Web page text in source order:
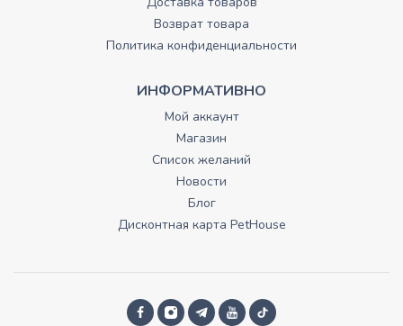
Возврат товара
Политика конфиденциальности
ИНФОРМАТИВНО
Мой аккаунт
Магазин
Список желаний
Новости
Блог
Дисконтная карта PetHouse